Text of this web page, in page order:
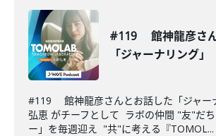
#119 館神龍彦さ
「ジャーナリング」
#119 館神龍彦さんとお話した「ジャー
弘恵 がチーフとして ラボの仲間 "友"だ
ー」を毎週迎え "共"に考える『TOMOL...